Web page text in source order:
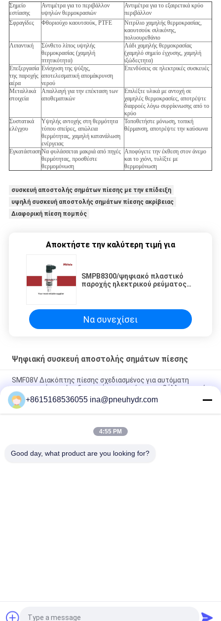
Σημείο
εστίασης
Αντιμέτρα για το περιβάλλον
υψηλών θερμοκρασιών
Αντιμέτρα για το εξαιρετικά κρύο
περιβάλλον
Σφραγίδες
Φθοριούχο καουτσούκ, PTFE
Νιτρίλιο χαμηλής θερμοκρασίας,
καουτσούκ σιλικόνης,
πολυουρεθάνιο
Λιπαντική
Σύνθετο λίπος υψηλής
θερμοκρασίας (χαμηλή
πτητικότητα)
Λάδι χαμηλής θερμοκρασίας
(χαμηλό σημείο έγχυσης, χαμηλή
ιξώδεςτητα)
Επεξεργασία
της παροχής
αέρα
Ενίσχυση της ψύξης,
αποτελεσματική απομάκρυνση
νερού
Επενδύσεις σε ηλεκτρικές συσκευές
Μεταλλικά
στοιχεία
Απαλλαγή για την επέκταση των
αποθεματικών
Επιλέξτε υλικά με αντοχή σε
χαμηλές θερμοκρασίες, αποτρέψτε
διαρροές λόγω συρρίκνωσης από το
κρύο
Συστατικά
ελέγχου
Υψηλής αντοχής στη θερμότητα
τύπου σπείρες, απώλεια
θερμότητας, χαμηλή κατανάλωση
ενέργειας
Τοποθετήστε μόνωση, τοπική
θέρμανση, αποτρέψτε την καύσωνα
ΕγκατάστασηΝα φυλάσσεται μακριά από πηγές
θερμότητας, προσθέστε
θερμομόνωση
Αποφύγετε την έκθεση στον άνεμο
και το χιόνι, τυλίξτε με
θερμομόνωση
συσκευή αποστολής σημάτων πίεσης με την επίδειξη
υψηλή συσκευή αποστολής σημάτων πίεσης ακρίβειας
Διαφορική πίεση πομπός
Αποκτήστε την καλύτερη τιμή για
SMPB8300/ψηφιακό πλαστικό
παροχής ηλεκτρικού ρεύματος
Να συνεχίσει
Ψηφιακή συσκευή αποστολής σημάτων πίεσης
SMF08V Διακόπτης πίεσης σχεδιασμένος για αυτόματη
επαναφορά μικρών εξαρτημάτων κενού σε περιβάλλον κενού
SMF08A 1/8 1/4 Μετακόπτης υψηλής τάσης σταθερό σημείο
ρύθμισης αυτόματη επαναφορά πίεσης αέρα και νερού
SMF 19 Διακόπτης πίεσης 1/4 G NPT T Αξιόπιστος
+8615168536055 ina@pneuhydr.com
4:55 PM
Good day, what product are you looking for?